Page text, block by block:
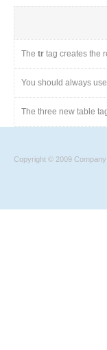
The tr tag creates the
You should always
The three new table
Copyright © 2009 Company